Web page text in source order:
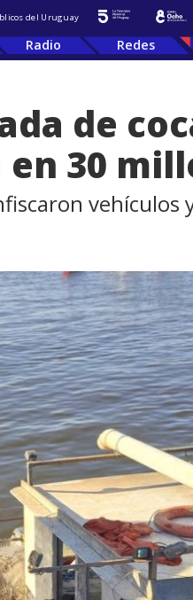
del Uruguay
Radio Redes
de
30
vehículos